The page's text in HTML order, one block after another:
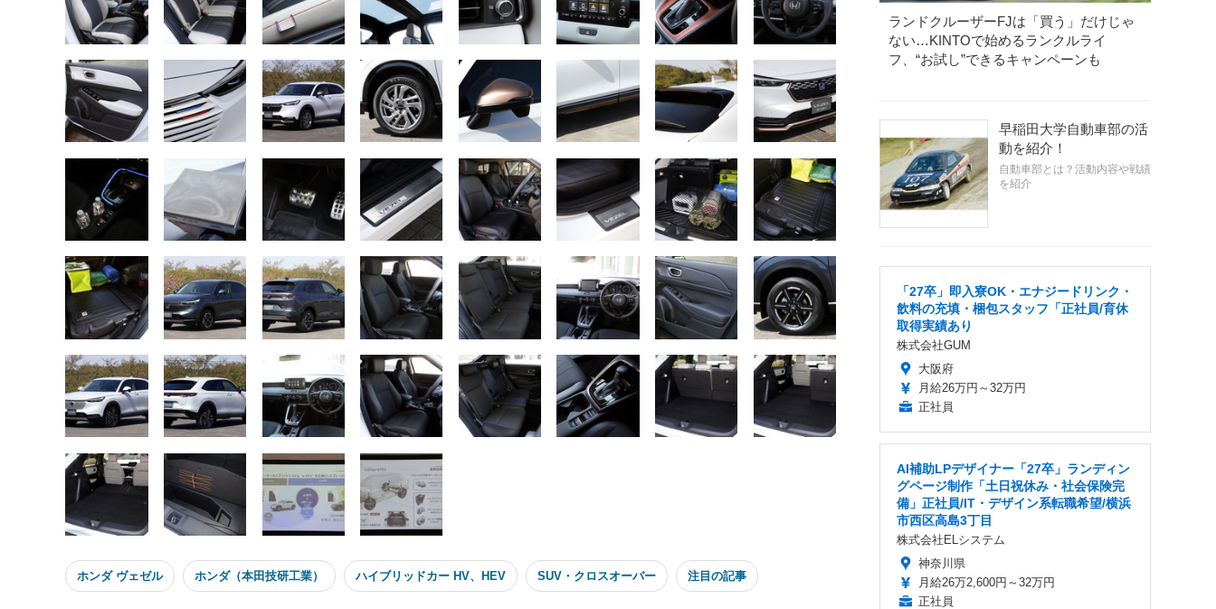
ホンダ ヴェゼル ホンダ（本田技研工業） ハイブリッドカー HV、HEV SUV・クロスオーバー 注目の記事
ランドクルーザーFJは「買う」だけじゃ
ない…KINTOで始めるランクルライ
フ、“お試し”できるキャンペーンも
早稲田大学自動車部の活
動を紹介！
自動車部とは？活動内容や戦績
を紹介
「27卒」即入寮OK・エナジードリンク・
飲料の充填・梱包スタッフ「正社員/育休
取得実績あり
株式会社GUM
大阪府
月給26万円～32万円
正社員
AI補助LPデザイナー「27卒」ランディン
グページ制作「土日祝休み・社会保険完
備」正社員/IT・デザイン系転職希望/横浜
市西区高島3丁目
株式会社ELシステム
神奈川県
月給26万2,600円～32万円
正社員